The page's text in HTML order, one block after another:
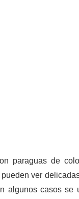
paraguas de
ver
algunos casos